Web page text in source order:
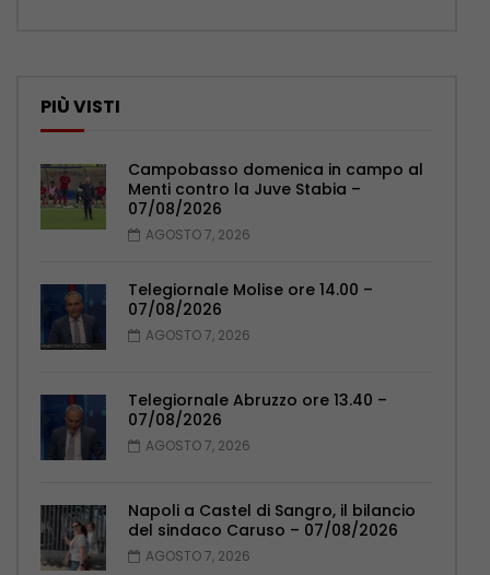
PIÙ VISTI
Campobasso domenica in campo al
Menti contro la Juve Stabia –
07/08/2026
AGOSTO 7, 2026
Telegiornale Molise ore 14.00 –
07/08/2026
AGOSTO 7, 2026
Telegiornale Abruzzo ore 13.40 –
07/08/2026
AGOSTO 7, 2026
Napoli a Castel di Sangro, il bilancio
del sindaco Caruso – 07/08/2026
AGOSTO 7, 2026